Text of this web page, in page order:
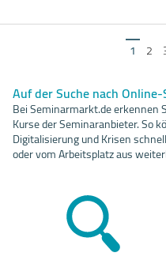
1 2
Auf der Suche nach
Bei Seminarmarkt.de erkennen
Kurse der Seminaranbieter. So
Digitalisierung und Krisen
oder vom Arbeitsplatz aus